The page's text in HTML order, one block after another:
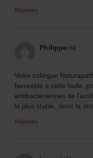
Répondre
Philippe dit :
Votre collègue
favorable à cette huile,
antibactériennes de
la plus stable, donc la
Répondre